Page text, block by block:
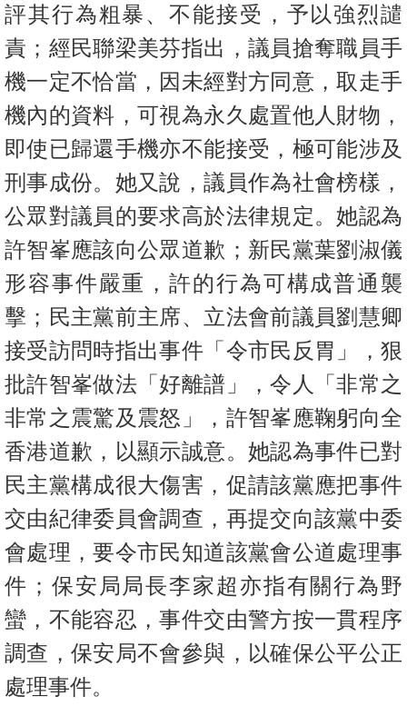
置
業
手
冊
關
於
我
們
評其行為粗暴、不能接受，予以強烈譴
責；經民聯梁美芬指出，議員搶奪職員手
機一定不恰當，因未經對方同意，取走手
機內的資料，可視為永久處置他人財物，
即使已歸還手機亦不能接受，極可能涉及
刑事成份。她又說，議員作為社會榜樣，
公眾對議員的要求高於法律規定。她認為
許智峯應該向公眾道歉；新民黨葉劉淑儀
形容事件嚴重，許的行為可構成普通襲
擊；民主黨前主席、立法會前議員劉慧卿
接受訪問時指出事件「令市民反胃」，狠
批許智峯做法「好離譜」，令人「非常之
非常之震驚及震怒」，許智峯應鞠躬向全
香港道歉，以顯示誠意。她認為事件已對
民主黨構成很大傷害，促請該黨應把事件
交由紀律委員會調查，再提交向該黨中委
會處理，要令市民知道該黨會公道處理事
件；保安局局長李家超亦指有關行為野
蠻，不能容忍，事件交由警方按一貫程序
調查，保安局不會參與，以確保公平公正
處理事件。